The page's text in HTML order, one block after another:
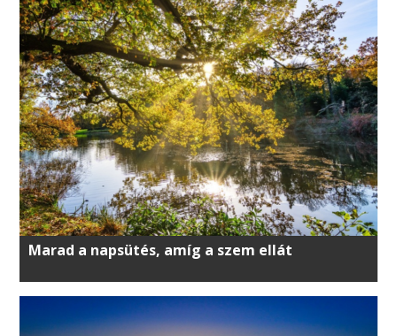
Marad a napsütés, amíg a szem ellát